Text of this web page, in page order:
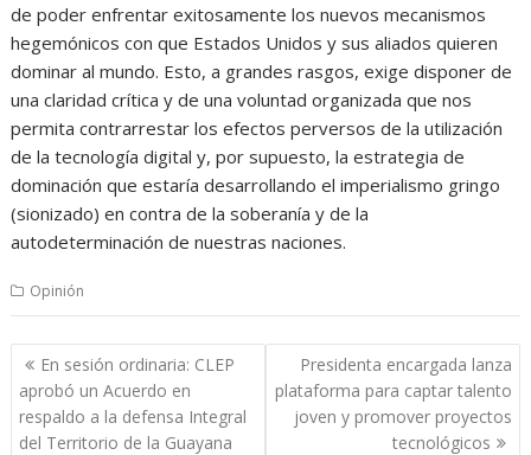
de poder enfrentar exitosamente los nuevos mecanismos
hegemónicos con que Estados Unidos y sus aliados quieren
dominar al mundo. Esto, a grandes rasgos, exige disponer de
una claridad crítica y de una voluntad organizada que nos
permita contrarrestar los efectos perversos de la utilización
de la tecnología digital y, por supuesto, la estrategia de
dominación que estaría desarrollando el imperialismo gringo
(sionizado) en contra de la soberanía y de la
autodeterminación de nuestras naciones.
Opinión
Navegación
de
entradas
En sesión ordinaria: CLEP
aprobó un Acuerdo en
respaldo a la defensa Integral
del Territorio de la Guayana
Presidenta encargada lanza
plataforma para captar talento
joven y promover proyectos
tecnológicos